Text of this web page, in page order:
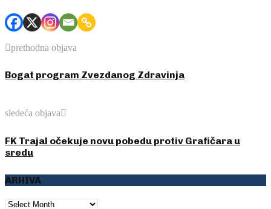
prethodna objava
Bogat program Zvezdanog Zdravinja
sledeća objava
FK Trajal očekuje novu pobedu protiv Grafičara u
sredu
ARHIVA
ARHIVA